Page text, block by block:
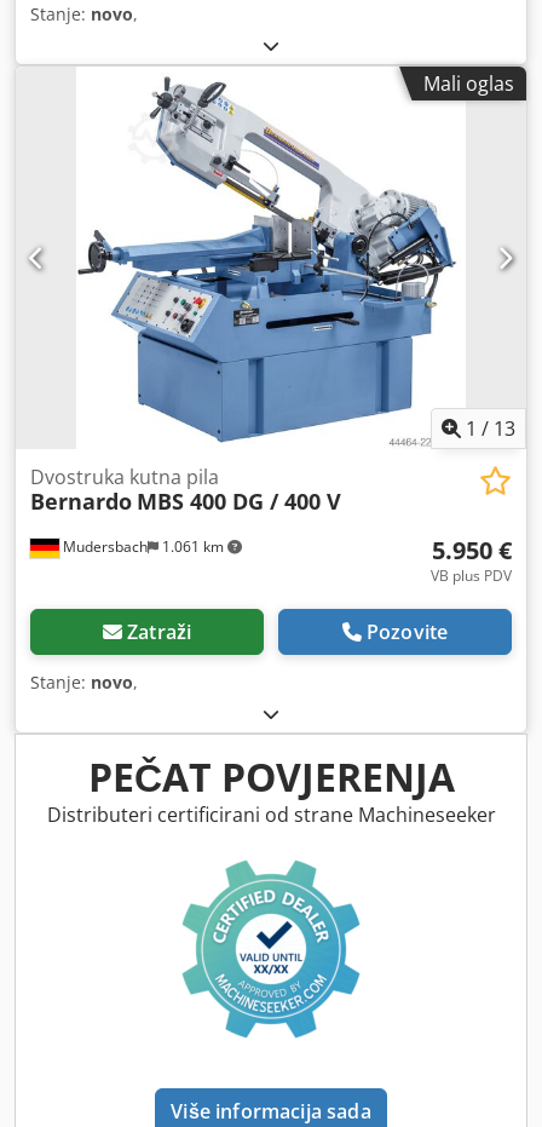
Stanje: novo,
Mali oglas
1 / 13
Mudersbach 1.061 km
Dvostruka kutna pila
Bernardo MBS 400 DG / 400 V
5.950 €
VB plus PDV
Zatraži Pozovite
Stanje: novo,
PEČAT POVJERENJA
Distributeri certificirani od strane Machineseeker
Više informacija sada